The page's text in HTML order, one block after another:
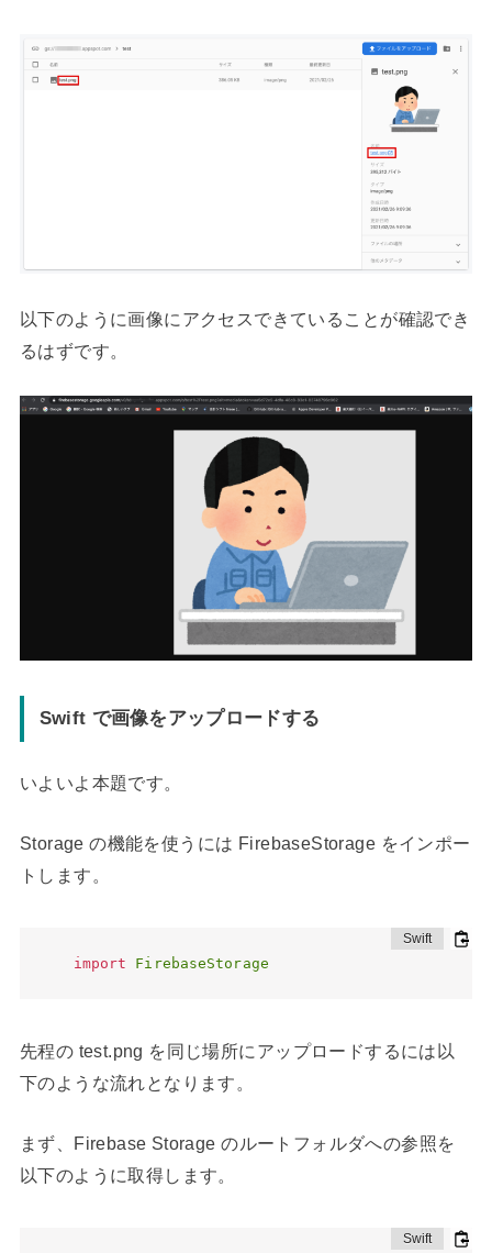
以下のように画像にアクセスできていることが確認でき
るはずです。
Swift で画像をアップロードする
いよいよ本題です。
Storage の機能を使うには FirebaseStorage をインポー
トします。
import FirebaseStorage
先程の test.png を同じ場所にアップロードするには以
下のような流れとなります。
まず、Firebase Storage のルートフォルダへの参照を
以下のように取得します。